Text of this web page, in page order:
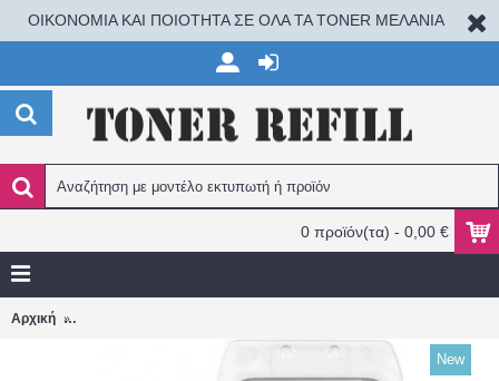
ΟΙΚΟΝΟΜΙΑ ΚΑΙ ΠΟΙΟΤΗΤΑ ΣΕ ΟΛΑ ΤΑ TONER ΜΕΛΑΝΙΑ
0 προϊόν(τα) - 0,00 €
Αρχική
New